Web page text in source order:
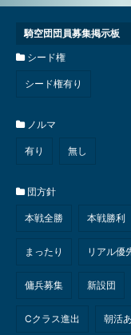
騎空団団員募集掲示板
シード権
シード権有り
ノルマ
有り 無し
団方針
本戦全勝 本戦勝利
まったり リアル優
傭兵募集 新設団
Cクラス進出 朝活